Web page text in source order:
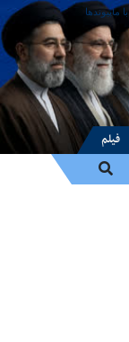
ماپیوندها
فیلم